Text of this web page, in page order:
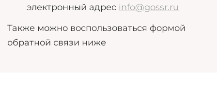
электронный адрес info@gossr.ru
Также можно воспользоваться формой
обратной связи ниже